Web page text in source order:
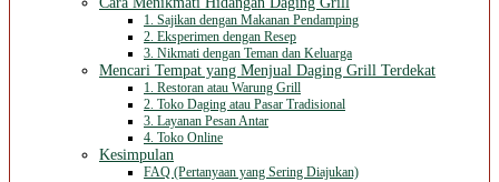
1. Sajikan dengan Makanan Pendamping
2. Eksperimen dengan Resep
3. Nikmati dengan Teman dan Keluarga
Mencari Tempat yang Menjual Daging Grill Terdekat
1. Restoran atau Warung Grill
2. Toko Daging atau Pasar Tradisional
3. Layanan Pesan Antar
4. Toko Online
Kesimpulan
FAQ (Pertanyaan yang Sering Diajukan)